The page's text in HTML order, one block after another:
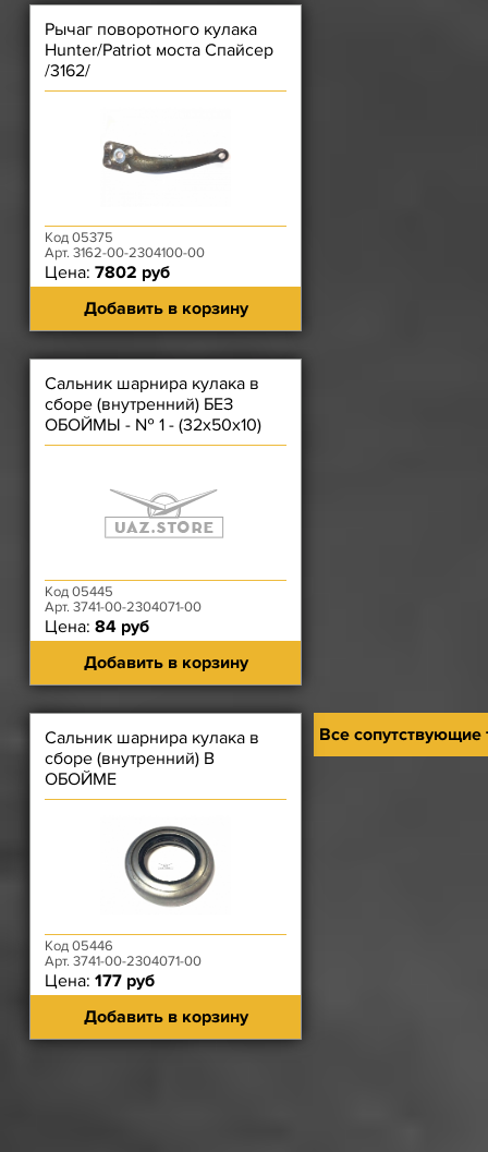
Рычаг поворотного кулака
Hunter/Patriot моста Спайсер
/3162/
Код 05375
Арт. 3162-00-2304100-00
Цена: 7802 руб
Добавить в корзину
Сальник шарнира кулака в
сборе (внутренний) БЕЗ
ОБОЙМЫ - № 1 - (32х50х10)
Код 05445
Арт. 3741-00-2304071-00
Цена: 84 руб
Добавить в корзину
Сальник шарнира кулака в
сборе (внутренний) В
ОБОЙМЕ
Код 05446
Арт. 3741-00-2304071-00
Цена: 177 руб
Добавить в корзину
Все сопутствующие